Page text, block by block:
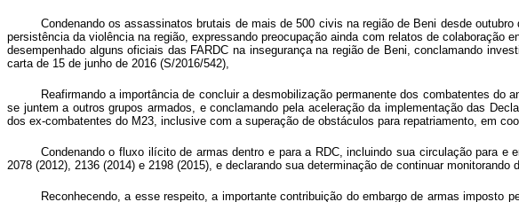
Condenando os assassinatos brutais de mais de 500 civis na região de Beni desde outubro
persistência da violência na região, expressando preocupação ainda com relatos de colaboração
desempenhado alguns oficiais das FARDC na insegurança na região de Beni, conclamando
carta de 15 de junho de 2016 (S/2016/542),
Reafirmando a importância de concluir a desmobilização permanente dos combatentes
se juntem a outros grupos armados, e conclamando pela aceleração da implementação das
dos ex-combatentes do M23, inclusive com a superação de obstáculos para repatriamento, em
Condenando o fluxo ilícito de armas dentro e para a RDC, incluindo sua circulação para e
2078 (2012), 2136 (2014) e 2198 (2015), e declarando sua determinação de continuar
Reconhecendo, a esse respeito, a importante contribuição do embargo de armas